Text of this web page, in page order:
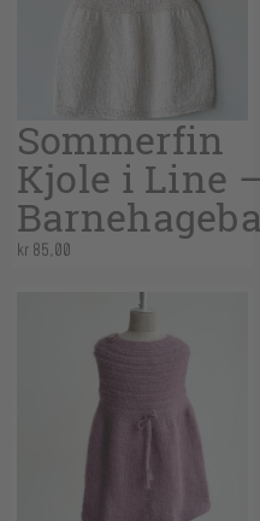
Sommerfin
Kjole i Line –
kr85,00